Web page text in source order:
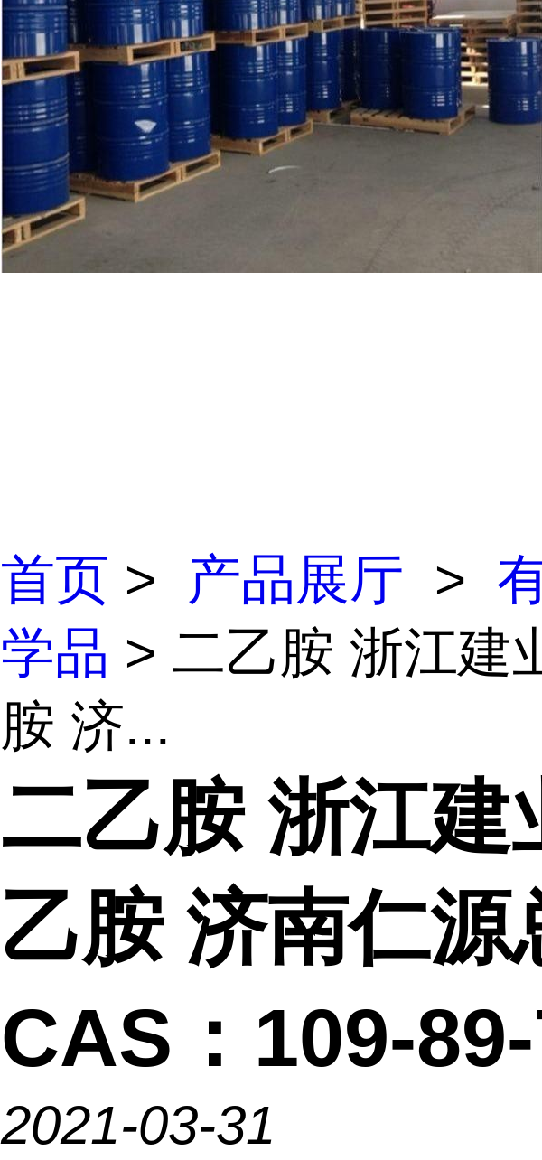
首页 > 产品展厅 >
学品 > 二乙胺 浙江建
胺 济...
二乙胺 浙江建
乙胺 济南仁源
CAS：109-
2021-03-31